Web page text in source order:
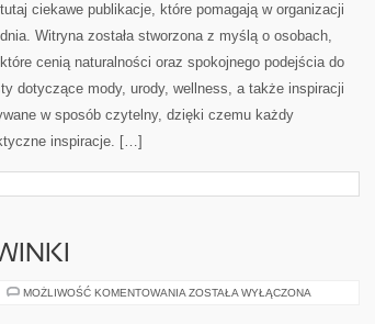
tutaj ciekawe publikacje, które pomagają w organizacji
dnia. Witryna została stworzona z myślą o osobach,
które cenią naturalności oraz spokojnego podejścia do
dotyczące mody, urody, wellness, a także inspiracji
w sposób czytelny, dzięki czemu każdy
inspiracje. […]
MOŻLIWOŚĆ KOMENTOWANIA CIEKAWOSTKI
ZOSTAŁA WYŁĄCZONA